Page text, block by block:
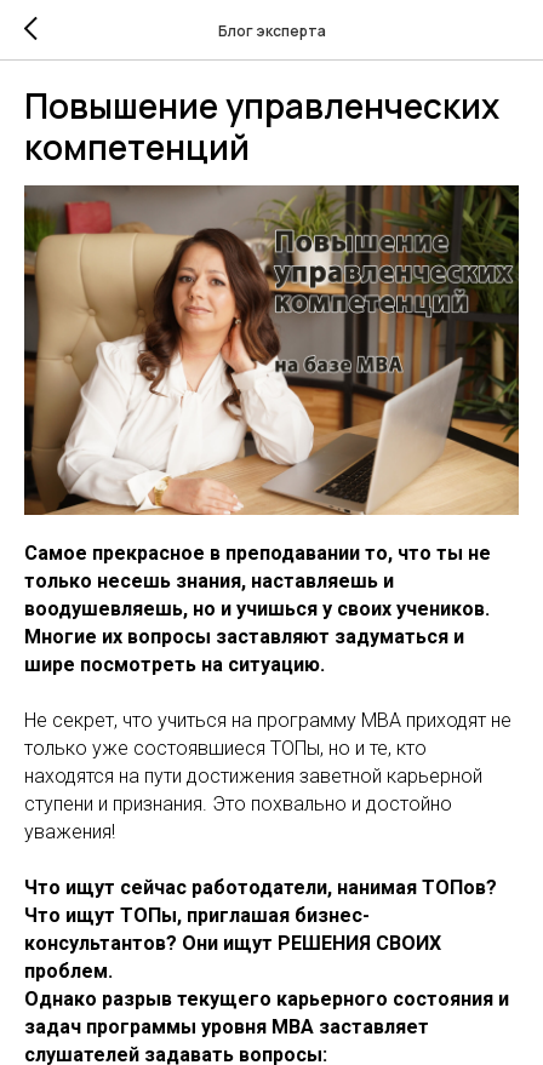
Блог эксперта
Повышение управленческих
компетенций
Самое прекрасное в преподавании то, что ты не
только несешь знания, наставляешь и
воодушевляешь, но и учишься у своих учеников.
Многие их вопросы заставляют задуматься и
шире посмотреть на ситуацию.
Не секрет, что учиться на программу MBA приходят не
только уже состоявшиеся ТОПы, но и те, кто
находятся на пути достижения заветной карьерной
ступени и признания. Это похвально и достойно
уважения!
Что ищут сейчас работодатели, нанимая ТОПов?
Что ищут ТОПы, приглашая бизнес-
консультантов? Они ищут РЕШЕНИЯ СВОИХ
проблем.
Однако разрыв текущего карьерного состояния и
задач программы уровня MBA заставляет
слушателей задавать вопросы: